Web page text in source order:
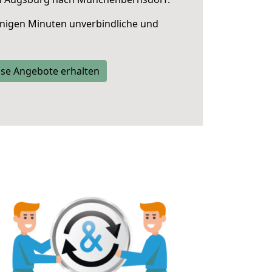
Minuten unverbindliche und
Angebote erhalten